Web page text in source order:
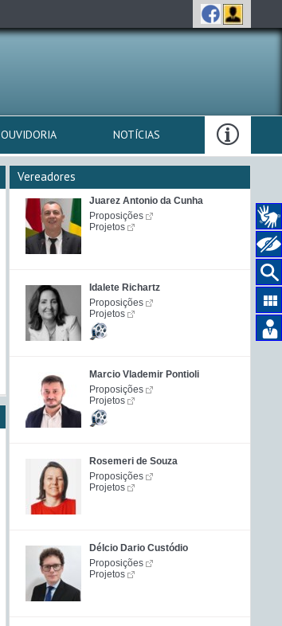
OUVIDORIA NOTÍCIAS
Vereadores
Juarez Antonio da Cunha
Proposições
Projetos
Idalete Richartz
Proposições
Projetos
Marcio Vlademir Pontioli
Proposições
Projetos
Rosemeri de Souza
Proposições
Projetos
Délcio Dario Custódio
Proposições
Projetos